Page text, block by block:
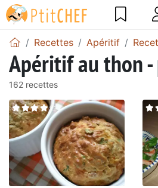
Recettes Apéritif
Apéritif au thon -
162 recettes